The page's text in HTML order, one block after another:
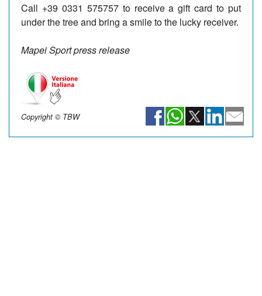
Call +39 0331 575757 to receive a gift card to put
under the tree and bring a smile to the lucky receiver.
Mapei Sport press release
Copyright © TBW